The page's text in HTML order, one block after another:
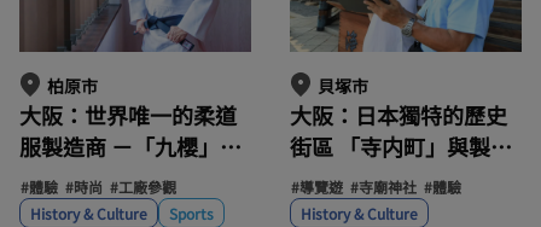
柏原市
大阪：世界唯一的柔道
服製造商 －「九櫻」參
觀日本頂級的柔道服工
廠
#體驗 #時尚 #工廠參觀
History & Culture
Sports
貝塚市
大阪：日本獨特的歷史
街區 「寺内町」與製作
和菓子、抹茶的文化體
驗之旅
#導覽遊 #寺廟神社 #體驗
History & Culture